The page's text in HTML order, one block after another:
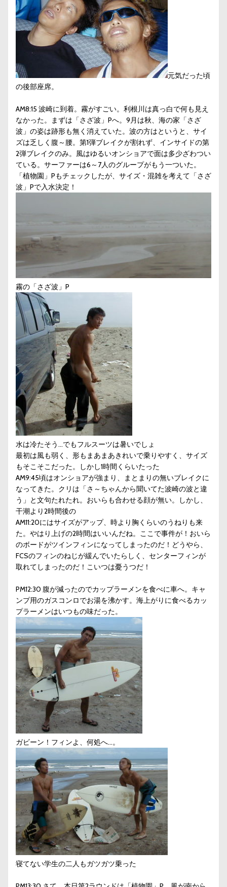
元気だった頃
の後部座席。
AM8:15 波崎に到着。霧がすごい。利根川は真っ白で何も見え
なかった。まずは「さざ波」Pへ。9月は秋、海の家「さざ
波」の姿は跡形も無く消えていた。波の方はというと、サイ
ズは乏しく腹～腰。第1弾ブレイクが割れず、インサイドの第
2弾ブレイクのみ。風はゆるいオンショアで面は多少ざわつい
ている。サーファーは6～7人のグループがもう一ついた。
「植物園」Pもチェックしたが、サイズ・混雑を考えて「さざ
波」Pで入水決定！
霧の「さざ波」P
水は冷たそう…でもフルスーツは暑いでしょ
最初は風も弱く、形もまあまあきれいで乗りやすく、サイズ
もそこそこだった。しかし1時間くらいたった
AM9:45頃はオンショアが強まり、まとまりの無いブレイクに
なってきた。クリは「さ～ちゃんから聞いてた波崎の波と違
う」と文句たれたれ。おいらも合わせる顔が無い。しかし、
干潮より2時間後の
AM11:20にはサイズがアップ、時より胸くらいのうねりも来
た。やはり上げの2時間はいいんだね。ここで事件が！おいら
のボードがツインフィンになってしまったのだ！どうやら、
FCSのフィンのねじが緩んでいたらしく、センターフィンが
取れてしまったのだ！こいつは憂うつだ！
PM12:30 腹が減ったのでカップラーメンを食べに車へ。キャ
ンプ用のガスコンロでお湯を沸かす。海上がりに食べるカッ
プラーメンはいつもの味だった。
ガビーン！フィンよ、何処へ…。
寝てない学生の二人もガツガツ乗った